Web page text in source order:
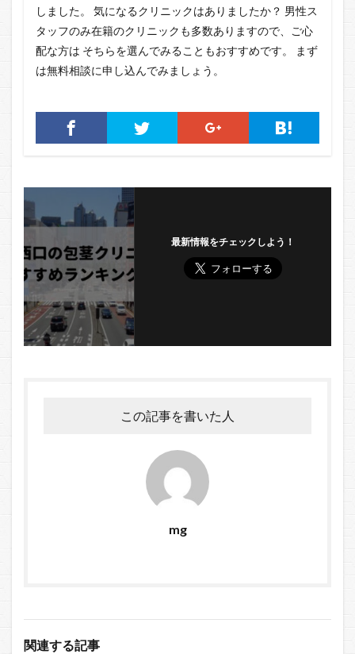
しました。 気になるクリニックはありましたか？ 男性ス
タッフのみ在籍のクリニックも多数ありますので、ご心
配な方は そちらを選んでみることもおすすめです。 まず
は無料相談に申し込んでみましょう。
最新情報をチェックしよう！
この記事を書いた人
mg
関連する記事